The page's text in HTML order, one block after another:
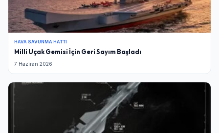
HAVA SAVUNMA HATTI
Milli Uçak Gemisi İçin Geri Sayım Başladı
7 Haziran 2026